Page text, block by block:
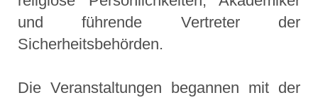
und führende Vertreter der
Sicherheitsbehörden.
Die Veranstaltungen begannen mit der